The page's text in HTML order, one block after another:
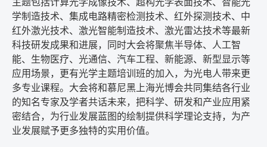
主题包括计算光学成像技术、超构光学表面技术、智能光
学制造技术、集成电路精密检测技术、红外探测技术、中
红外激光技术、激光智能制造技术、激光雷达技术等最新
科技研发成果和进展，同时大会将聚焦半导体、人工智
能、生物医疗、光通信、汽车工程、新能源、新型显示等
应用场景，更有光学主题培训班的加入，为光电人带来更
多专业课程。大会将和慕尼黑上海光博会共同集结各行业
的知名专家及学者共话未来，把科学、研发和产业应用紧
密结合，为行业发展蓝图的绘制提供科学理论支持，为产
业发展赋予更多独特的实用价值。